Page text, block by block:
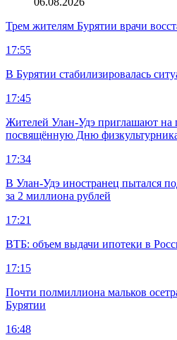
Трем жителям Бурятии врачи
17:55
В Бурятии стабилизировалась
17:45
Жителей Улан-Удэ приглашают на
посвящённую Дню
17:34
В Улан-Удэ иностранец пытался
за 2 миллиона рублей
17:21
ВТБ: объем выдачи ипотеки в
17:15
Почти полмиллиона мальков
Бурятии
16:48